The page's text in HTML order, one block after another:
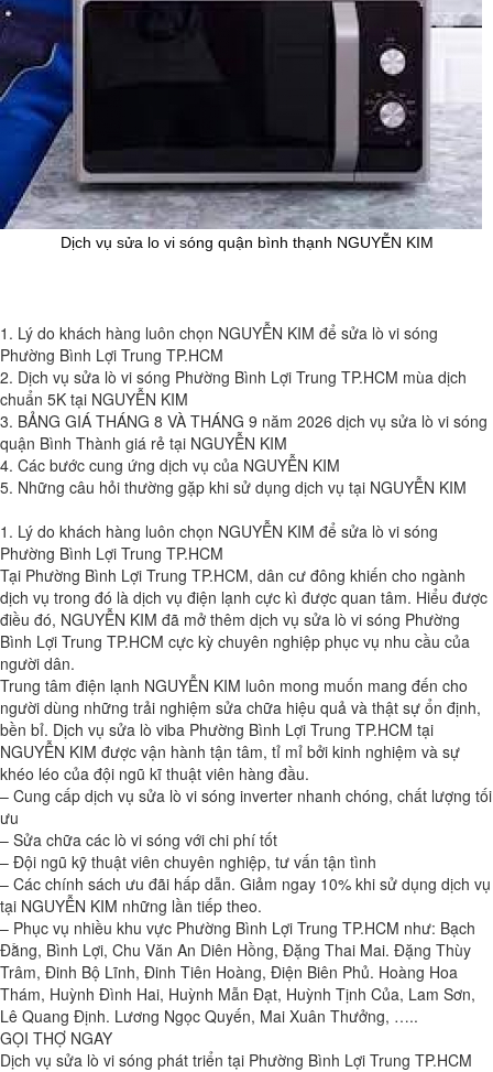
Dịch vụ sửa lo vi sóng quận bình thạnh NGUYỄN KIM
1. Lý do khách hàng luôn chọn NGUYỄN KIM để sửa lò vi sóng
Phường Bình Lợi Trung TP.HCM
2. Dịch vụ sửa lò vi sóng Phường Bình Lợi Trung TP.HCM mùa dịch
chuẩn 5K tại NGUYỄN KIM
3. BẢNG GIÁ THÁNG 8 VÀ THÁNG 9 năm 2026 dịch vụ sửa lò vi sóng
quận Bình Thành giá rẻ tại NGUYỄN KIM
4. Các bước cung ứng dịch vụ của NGUYỄN KIM
5. Những câu hỏi thường gặp khi sử dụng dịch vụ tại NGUYỄN KIM
1. Lý do khách hàng luôn chọn NGUYỄN KIM để sửa lò vi sóng
Phường Bình Lợi Trung TP.HCM
Tại Phường Bình Lợi Trung TP.HCM, dân cư đông khiến cho ngành
dịch vụ trong đó là dịch vụ điện lạnh cực kì được quan tâm. Hiểu được
điều đó, NGUYỄN KIM đã mở thêm dịch vụ sửa lò vi sóng Phường
Bình Lợi Trung TP.HCM cực kỳ chuyên nghiệp phục vụ nhu cầu của
người dân.
Trung tâm điện lạnh NGUYỄN KIM luôn mong muốn mang đến cho
người dùng những trải nghiệm sửa chữa hiệu quả và thật sự ổn định,
bền bỉ. Dịch vụ sửa lò viba Phường Bình Lợi Trung TP.HCM tại
NGUYỄN KIM được vận hành tận tâm, tỉ mỉ bởi kinh nghiệm và sự
khéo léo của đội ngũ kĩ thuật viên hàng đầu.
– Cung cấp dịch vụ sửa lò vi sóng inverter nhanh chóng, chất lượng tối
ưu
– Sửa chữa các lò vi sóng với chi phí tốt
– Đội ngũ kỹ thuật viên chuyên nghiệp, tư vấn tận tình
– Các chính sách ưu đãi hấp dẫn. Giảm ngay 10% khi sử dụng dịch vụ
tại NGUYỄN KIM những lần tiếp theo.
– Phục vụ nhiều khu vực Phường Bình Lợi Trung TP.HCM như: Bạch
Đằng, Bình Lợi, Chu Văn An Diên Hồng, Đặng Thai Mai. Đặng Thùy
Trâm, Đinh Bộ Lĩnh, Đinh Tiên Hoàng, Điện Biên Phủ. Hoàng Hoa
Thám, Huỳnh Đình Hai, Huỳnh Mẫn Đạt, Huỳnh Tịnh Của, Lam Sơn,
Lê Quang Định. Lương Ngọc Quyến, Mai Xuân Thưởng, …..
GỌI THỢ NGAY
Dịch vụ sửa lò vi sóng phát triển tại Phường Bình Lợi Trung TP.HCM